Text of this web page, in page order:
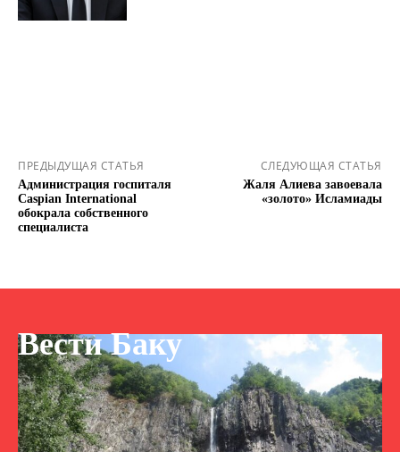
ПРЕДЫДУЩАЯ СТАТЬЯ
Администрация госпиталя
Caspian International
обокрала собственного
специалиста
СЛЕДУЮЩАЯ СТАТЬЯ
Жаля Алиева завоевала
«золото» Исламиады
Вести Баку